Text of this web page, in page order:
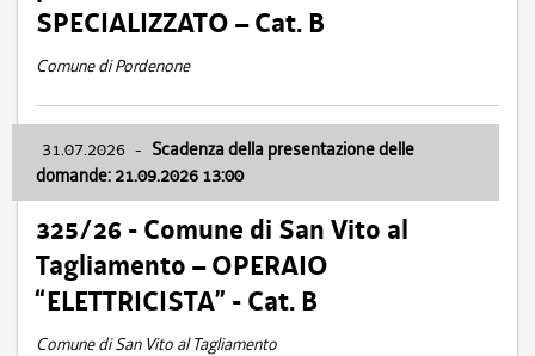
SPECIALIZZATO – Cat. B
Comune di Pordenone
31.07.2026 - Scadenza della presentazione delle
domande: 21.09.2026 13:00
325/26 - Comune di San Vito al
Tagliamento – OPERAIO
“ELETTRICISTA” - Cat. B
Comune di San Vito al Tagliamento